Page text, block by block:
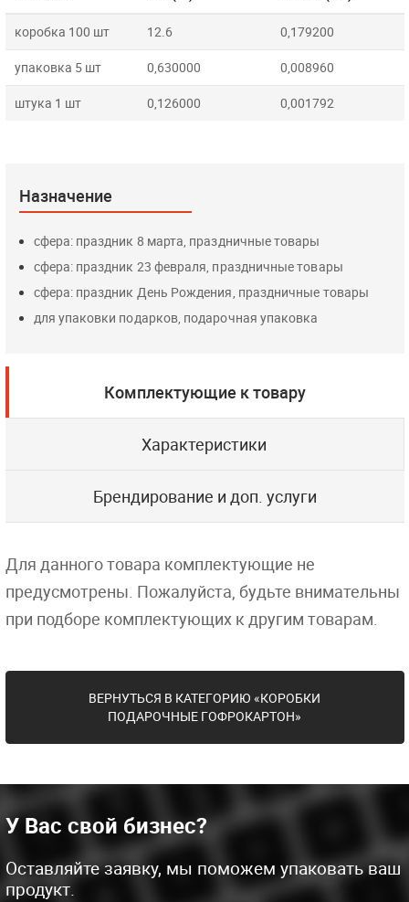
коробка 100 шт 12.6 0,179200
упаковка 5 шт 0,630000 0,008960
штука 1 шт 0,126000 0,001792
Назначение
сфера: праздник 8 марта, праздничные товары
сфера: праздник 23 февраля, праздничные товары
сфера: праздник День Рождения, праздничные товары
для упаковки подарков, подарочная упаковка
Комплектующие к товару
Характеристики
Брендирование и доп. услуги
Для данного товара комплектующие не
предусмотрены. Пожалуйста, будьте внимательны
при подборе комплектующих к другим товарам.
ВЕРНУТЬСЯ В КАТЕГОРИЮ «КОРОБКИ
ПОДАРОЧНЫЕ ГОФРОКАРТОН»
У Вас свой бизнес?
Оставляйте заявку, мы поможем упаковать ваш
продукт.